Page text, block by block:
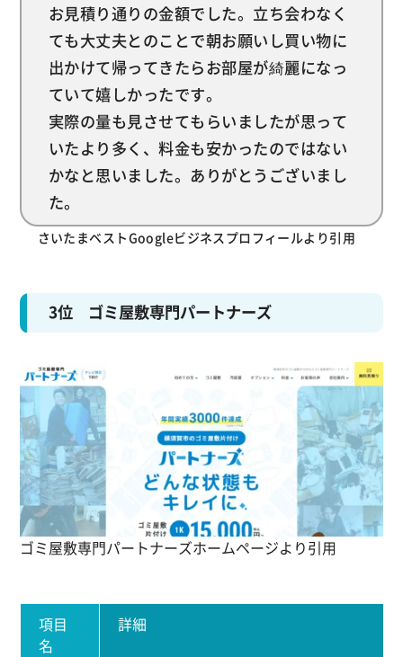
お見積り通りの金額でした。立ち会わなく
ても大丈夫とのことで朝お願いし買い物に
出かけて帰ってきたらお部屋が綺麗になっ
ていて嬉しかったです。
実際の量も見させてもらいましたが思って
いたより多く、料金も安かったのではない
かなと思いました。ありがとうございまし
た。
さいたまベストGoogleビジネスプロフィールより引用
3位 ゴミ屋敷専門パートナーズ
ゴミ屋敷専門パートナーズホームページより引用
項目
名
詳細